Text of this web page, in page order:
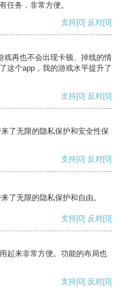
任务，非常方便。
支持[0] 反对[0]
戏再也不会出现卡顿、掉线的情
这个app，我的游戏水平提升了
支持[0] 反对[0]
了无限的隐私保护和安全性保
支持[0] 反对[0]
了无限的隐私保护和自由。
支持[0] 反对[0]
起来非常方便。功能的布局也
支持[0] 反对[0]